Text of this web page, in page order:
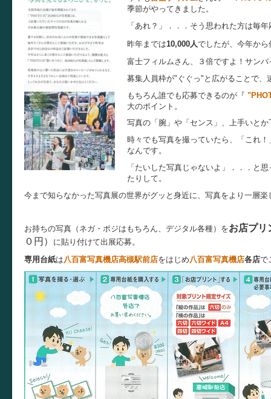
季節がやってきました。
「あれ？」．．．そう思われた方は毎
昨年までは10,000人でしたが、今年から
富士フィルムさん、３倍ですよ！サン
募集人員枠が"ぐぐっ"と広がることで
もちろん誰でも応募できるのが『
大のポイント。
写真の「腕」や「センス」、上手いと
時々でも写真を撮っていたら、「これ
なんです。
「たいした写真じゃないよ」．．．と
たりして。
今まで知らなかった写真展の世界がグッと身近に、写真をより一層楽
お持ちの写真（ネガ・ポジはもちろん、デジタル各種）をお店プリ
０円）
に貼り付けて出展応募。
専用台紙は 八百富写真機店高槻駅前店をはじめ 八百富写真機店各店で